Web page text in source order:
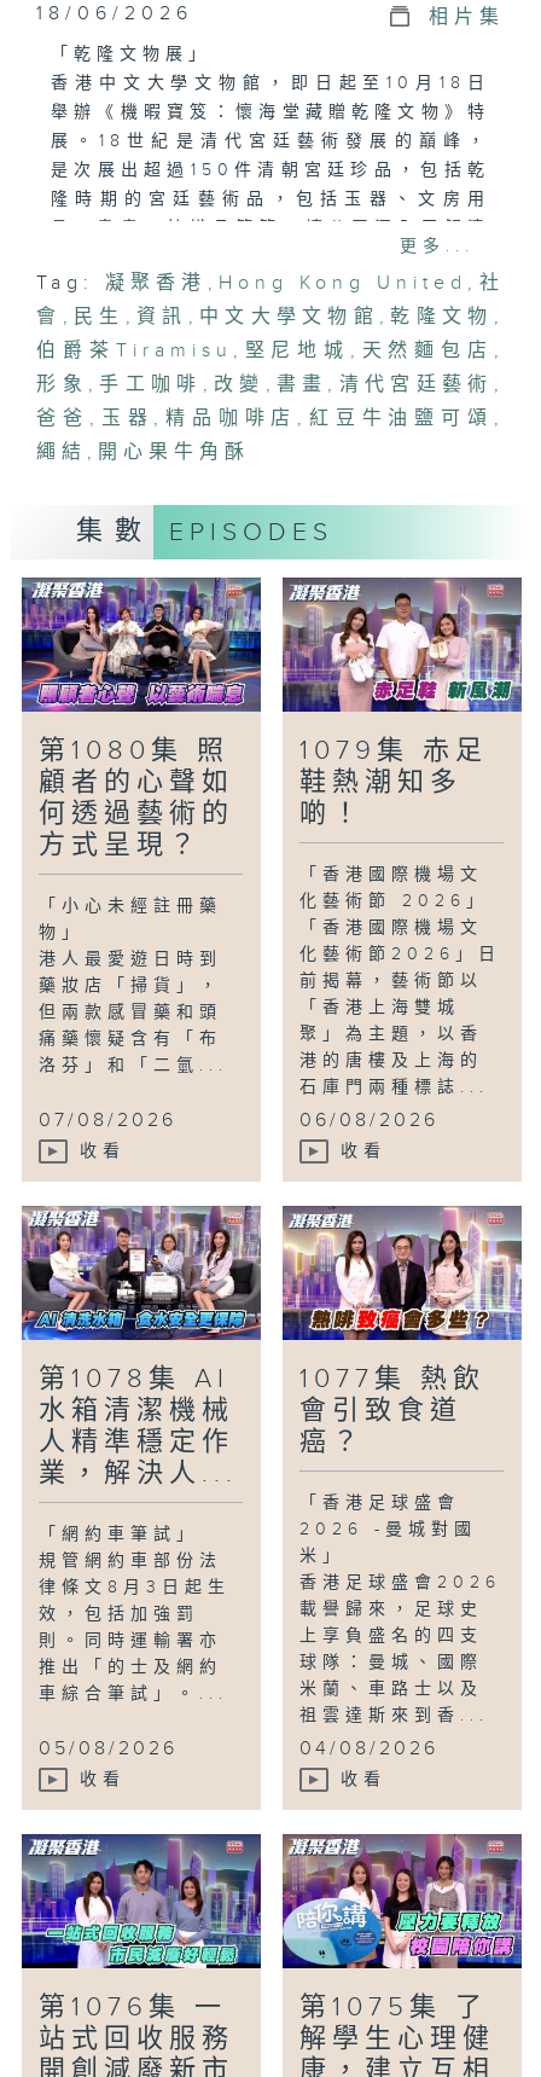
18/06/2026 相片集
「乾隆文物展」
香港中文大學文物館，即日起至10月18日
舉辦《機暇寶笈：懷海堂藏贈乾隆文物》特
展。18世紀是清代宮廷藝術發展的巔峰，
是次展出超過150件清朝宮廷珍品，包括乾
隆時期的宮廷藝術品，包括玉器、文房用
「非遺繩結新演繹」
繩結技藝是中國傳統手工藝，因寓意吉祥與
歷史悠久，被列入非物質文化遺產。今晚有
品。
遊」
今集繼續在堅尼地城搜羅特色美食！首先會
走訪精品咖啡店，嘆手工咖啡配伯爵茶
Tiramisu；最後直擊天然麵包店，試食人
氣開心果牛角酥與紅豆牛油鹽可頌，由高質
輕食到匠心烘焙，感受最地道的文青滋味！
小朋友眼中的爸爸形象如何？又有沒有希望
爸爸可以改變的地方？
更多...
Tag: 凝聚香港 , Hong Kong United , 社
會 , 民生 , 資訊 , 中文大學文物館 ,乾隆文物 ,
伯爵茶Tiramisu , 堅尼地城 , 天然麵包店 ,
形象 ,手工咖啡 , 改變 , 書畫 , 清代宮廷藝術 ,
爸爸 , 玉器 , 精品咖啡店 , 紅豆牛油鹽可頌 ,
繩結 , 開心果牛角酥
集數 EPISODES
第1080集 照
顧者的心聲如
何透過藝術的
方式呈現？
「小心未經註冊藥
物」
港人最愛遊日時到
藥妝店「掃貨」，
但兩款感冒藥和頭
痛藥懷疑含有「布
洛芬」和「二氫...
07/08/2026
收看
1079集 赤足
鞋熱潮知多
啲！
「香港國際機場文
化藝術節 2026」
「香港國際機場文
化藝術節2026」日
前揭幕，藝術節以
「香港上海雙城
聚」為主題，以香
港的唐樓及上海的
石庫門兩種標誌...
06/08/2026
收看
第1078集 AI
水箱清潔機械
人精準穩定作
業，解決人...
「網約車筆試」
規管網約車部份法
律條文8月3日起生
效，包括加強罰
則。同時運輸署亦
推出「的士及網約
車綜合筆試」。...
05/08/2026
收看
1077集 熱飲
會引致食道
癌？
「香港足球盛會
2026 -曼城對國
米」
香港足球盛會2026
載譽歸來，足球史
上享負盛名的四支
球隊：曼城、國際
米蘭、車路士以及
祖雲達斯來到香...
04/08/2026
收看
第1076集 一
站式回收服務
開創減廢新市
第1075集 了
解學生心理健
康，建立互相